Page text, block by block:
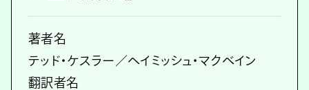
著者名
テッド・ケスラー／ヘイミッシュ・マクベイン
翻訳者名